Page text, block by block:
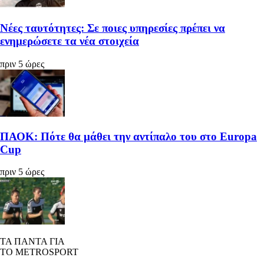
Νέες ταυτότητες: Σε ποιες υπηρεσίες πρέπει να
ενημερώσετε τα νέα στοιχεία
πριν 5 ώρες
ΠΑΟΚ: Πότε θα μάθει την αντίπαλο του στο Europa
Cup
πριν 5 ώρες
ΤΑ ΠΑΝΤΑ ΓΙΑ
ΤΟ METROSPORT